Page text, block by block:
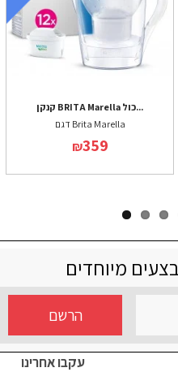
קנקן BRITA Marella כול...
דגם Brita Marella
₪359
מיוחדים
הרשם
עקבו אחרינו